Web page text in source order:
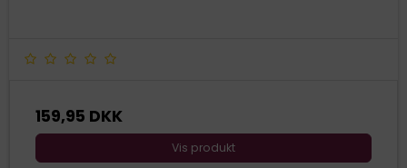
159,95 DKK
Vis produkt